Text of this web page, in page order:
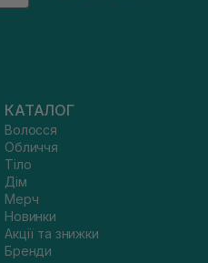
КАТАЛОГ
Волосся
Обличчя
Тіло
Дім
Мерч
Новинки
Акції та знижки
Бренди